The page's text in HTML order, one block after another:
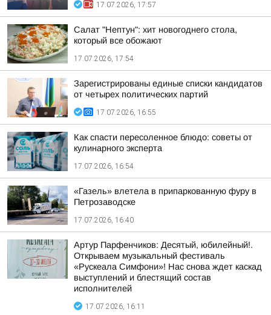
17.07.2026, 17:57
Салат "Нептун": хит новогоднего стола,
который все обожают
17.07.2026, 17:54
Зарегистрированы единые списки кандидатов
от четырех политических партий
17.07.2026, 16:55
Как спасти пересоленное блюдо: советы от
кулинарного эксперта
17.07.2026, 16:54
«Газель» влетела в припаркованную фуру в
Петрозаводске
17.07.2026, 16:40
Артур Парфенчиков: Десятый, юбилейный!.
Открываем музыкальный фестиваль
«Рускеала Симфони»! Нас снова ждет каскад
выступлений и блестящий состав
исполнителей
17.07.2026, 16:11